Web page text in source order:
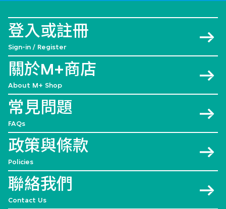
登入或註冊
Sign-in / Register
關於M+商店
About M+ Shop
常見問題
FAQs
政策與條款
Policies
聯絡我們
Contact Us